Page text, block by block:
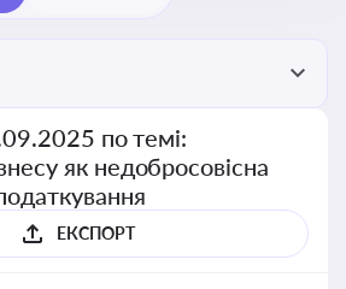
по темі:
як недобросовісна
ЕКСПОРТ